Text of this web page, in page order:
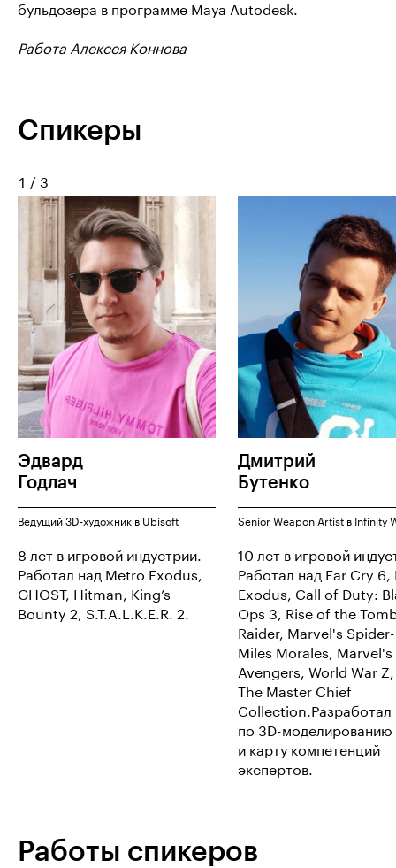
бульдозера в программе Мауа Autodesk.
Работа Алексея Коннова
Спикеры
1 / 3
Эдвард
Годлач
Ведущий 3D-художник в Ubisoft
8 лет в игровой индустрии.
Работал над Metro Exodus,
GHOST, Hitman, King’s
Bounty 2, S.T.A.L.K.E.R. 2.
Дмитрий
Бутенко
Senior Weapon Artist в Infinity
10 лет в игровой
Работал над Far Cry
Exodus, Call of Duty:
Ops 3, Rise of the
Raider, Marvel's
Miles Morales, Marvel's
Avengers, World War
The Master Chief
Collection.Разработал
по 3D-моделированию
и карту компетенций
экспертов.
Работы спикеров